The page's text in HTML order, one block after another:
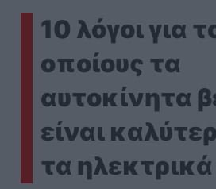
10 λόγοι για
οποίους τα
αυτοκίνητα
είναι
τα ηλεκτρικά